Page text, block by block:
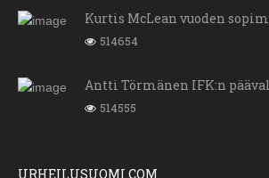
Kurtis McLean vuoden
514654
Antti Törmänen IFK:n
514555
URHEILUSUOMI.COM